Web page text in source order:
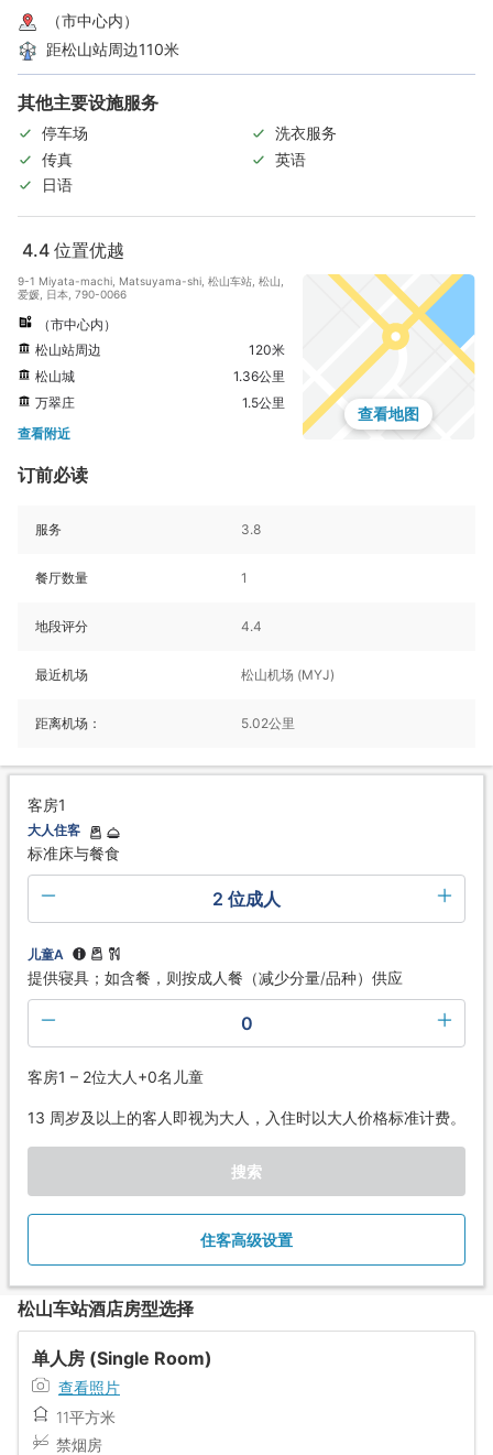
（市中心内）
距松山站周边110米
其他主要设施服务
停车场
洗衣服务
传真
英语
日语
4.4 位置优越
9-1 Miyata-machi, Matsuyama-shi, 松山车站, 松山,
爱媛, 日本, 790-0066
（市中心内）
松山站周边
120米
松山城
1.36公里
万翠庄
1.5公里
查看附近
查看地图
订前必读
服务 3.8
餐厅数量 1
地段评分 4.4
最近机场 松山机场 (MYJ)
距离机场： 5.02公里
客房1
大人住客
标准床与餐食
2 位成人
儿童A
提供寝具；如含餐，则按成人餐（减少分量/品种）供应
0
客房1 – 2位大人+0名儿童
13 周岁及以上的客人即视为大人，入住时以大人价格标准计费。
搜索
住客高级设置
松山车站酒店房型选择
单人房 (Single Room)
查看照片
11平方米
禁烟房